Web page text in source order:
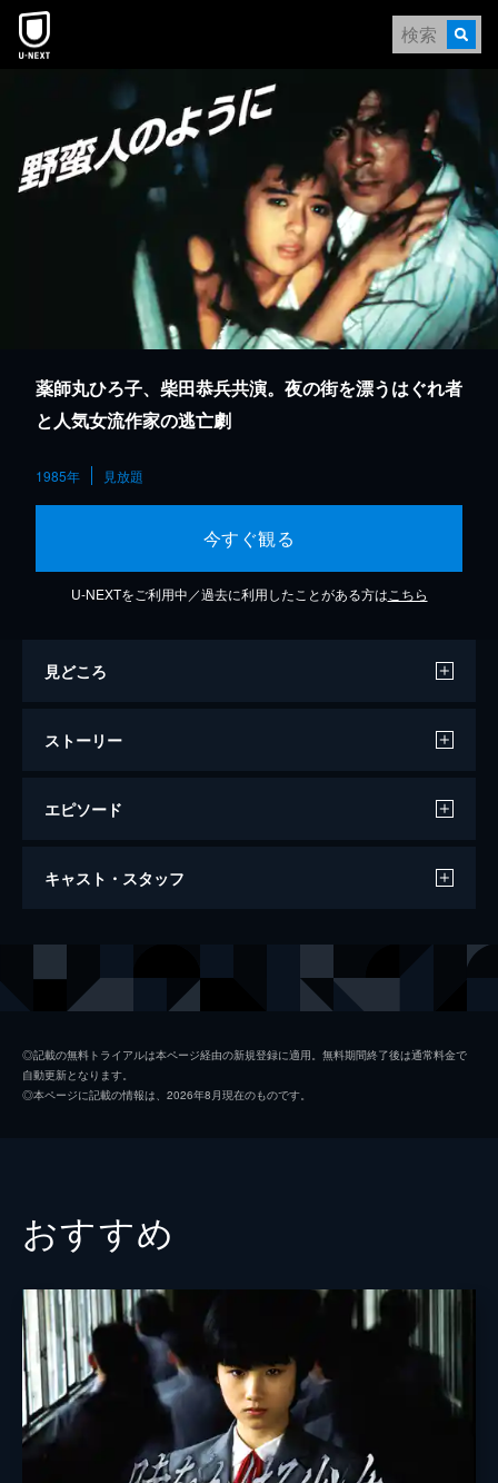
本文へスキップ
薬師丸ひろ子、柴田恭兵共演。夜の街を漂うはぐれ者
と人気女流作家の逃亡劇
1985年 見放題
今すぐ観る
U-NEXTをご利用中／過去に利用したことがある方は こちら
見どころ
ストーリー
エピソード
野蛮人のように
キャスト・スタッフ
中井英二 柴田恭兵
高木美保
寺田農
桜金造
ストロング金剛
木内みどり
◎記載の無料トライアルは本ページ経由の新規登録に適用。無料期間終了後は通常料金で
自動更新となります。
◎本ページに記載の情報は、2026年8月現在のものです。
おすすめ